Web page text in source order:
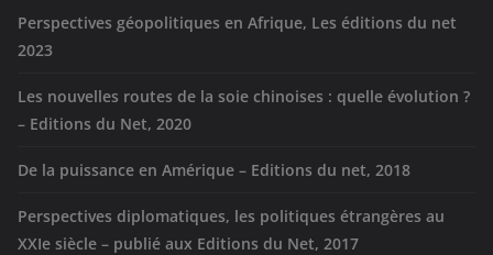
Perspectives géopolitiques en Afrique, Les éditions du net
2023
Les nouvelles routes de la soie chinoises : quelle évolution ?
– Editions du Net, 2020
De la puissance en Amérique – Editions du net, 2018
Perspectives diplomatiques, les politiques étrangères au
XXIe siècle – publié aux Editions du Net, 2017